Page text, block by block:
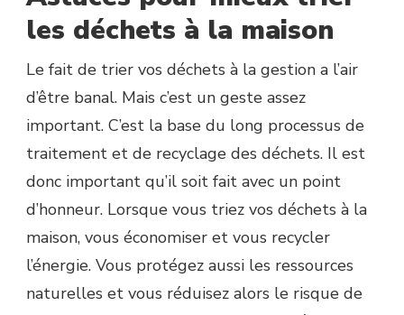
les déchets à la maison
Le fait de trier vos déchets à la gestion a l’air
d’être banal. Mais c’est un geste assez
important. C’est la base du long processus de
traitement et de recyclage des déchets. Il est
donc important qu’il soit fait avec un point
d’honneur. Lorsque vous triez vos déchets à la
maison, vous économiser et vous recycler
l’énergie. Vous protégez aussi les ressources
naturelles et vous réduisez alors le risque de